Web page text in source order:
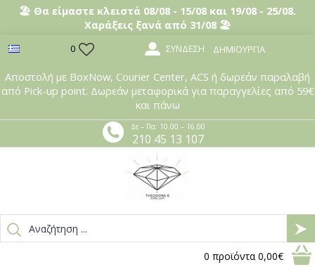
🏖️ Θα είμαστε κλειστά 08/08 - 15/08 και 19/08 - 25/08.
Χαράξεις ξανά από 31/08 🏖️
0 ΣΎΝΔΕΣΗ ΔΗΜΙΟΥΡΓΊΑ
Αποστολή με BoxNow, Courier Center, ACS ή δωρεάν παραλαβή
από Pick-up point. Δωρεάν μεταφορικά για παραγγελίες από 59€
και πάνω
Δε – Πα: 10.00 – 16.00
210 45 13 107
0 προϊόντα 0,00€